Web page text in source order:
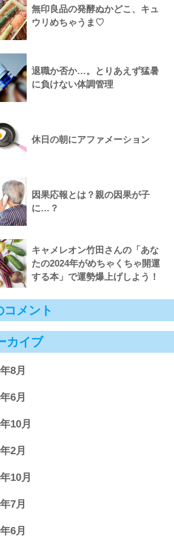
無印良品の発酵ぬかどこ、キュ
ウリめちゃうま♡
退職か否か…。とりあえず猛暑
に負けない体調管理
休日の朝にアファメーション
因果応報とは？親の因果が子
に…？
キャメレオン竹田さんの「あな
たの2024年がめちゃくちゃ開運
する本」で運勢爆上げしよう！
コメント
カイブ
8月
6月
10月
2月
10月
7月
6月